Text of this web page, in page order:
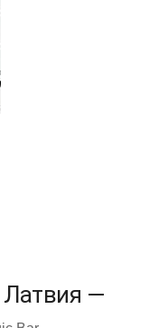
Латвия —